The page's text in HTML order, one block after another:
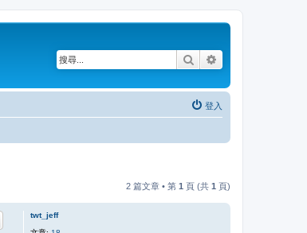
搜尋
登入
2 篇文章 • 第 1 頁 (共 1 頁)
twt_jeff